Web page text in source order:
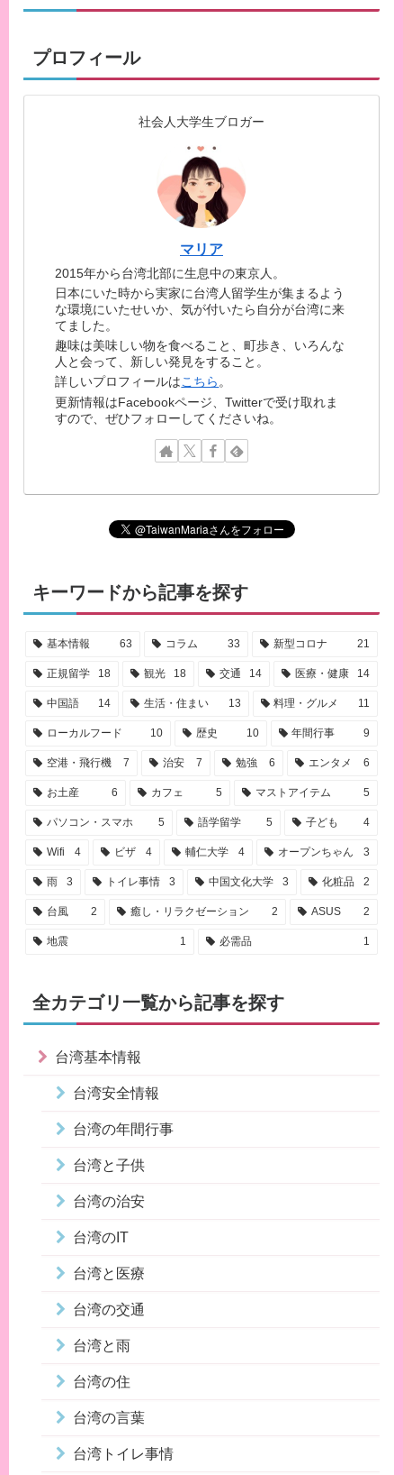
プロフィール
社会人大学生ブロガー
マリア
2015年から台湾北部に生息中の東京人。
日本にいた時から実家に台湾人留学生が集まるよう
な環境にいたせいか、気が付いたら自分が台湾に来
てました。
趣味は美味しい物を食べること、町歩き、いろんな
人と会って、新しい発見をすること。
詳しいプロフィールはこちら。
更新情報はFacebookページ、Twitterで受け取れま
すので、ぜひフォローしてくださいね。
キーワードから記事を探す
基本情報 63 コラム 33 新型コロナ 21
正規留学 18 観光 18 交通 14 医療・健康 14
中国語 14 生活・住まい 13 料理・グルメ 11
ローカルフード 10 歴史 10 年間行事 9
空港・飛行機 7 治安 7 勉強 6 エンタメ 6
お土産 6 カフェ 5 マストアイテム 5
パソコン・スマホ 5 語学留学 5 子ども 4
Wifi 4 ビザ 4 輔仁大学 4 オープンちゃん 3
雨 3 トイレ事情 3 中国文化大学 3 化粧品 2
台風 2 癒し・リラクゼーション 2 ASUS 2
地震 1 必需品 1
全カテゴリ一覧から記事を探す
台湾基本情報
台湾安全情報
台湾の年間行事
台湾と子供
台湾の治安
台湾のIT
台湾と医療
台湾の交通
台湾と雨
台湾の住
台湾の言葉
台湾トイレ事情